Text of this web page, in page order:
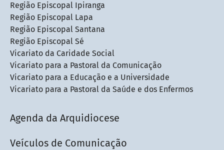
Região Episcopal Ipiranga
Região Episcopal Lapa
Região Episcopal Santana
Região Episcopal Sé
Vicariato da Caridade Social
Vicariato para a Pastoral da Comunicação
Vicariato para a Educação e a Universidade
Vicariato para a Pastoral da Saúde e dos Enfermos
Agenda da Arquidiocese
Veículos de Comunicação